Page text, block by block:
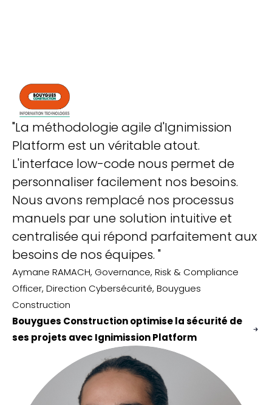
"La méthodologie agile d'Ignimission
Platform est un véritable atout.
L'interface low-code nous permet de
personnaliser facilement nos besoins.
Nous avons remplacé nos processus
manuels par une solution intuitive et
centralisée qui répond parfaitement aux
besoins de nos équipes. "
Aymane RAMACH, Governance, Risk & Compliance
Officer, Direction Cybersécurité, Bouygues
Construction
Bouygues Construction optimise la sécurité de
ses projets avec Ignimission Platform